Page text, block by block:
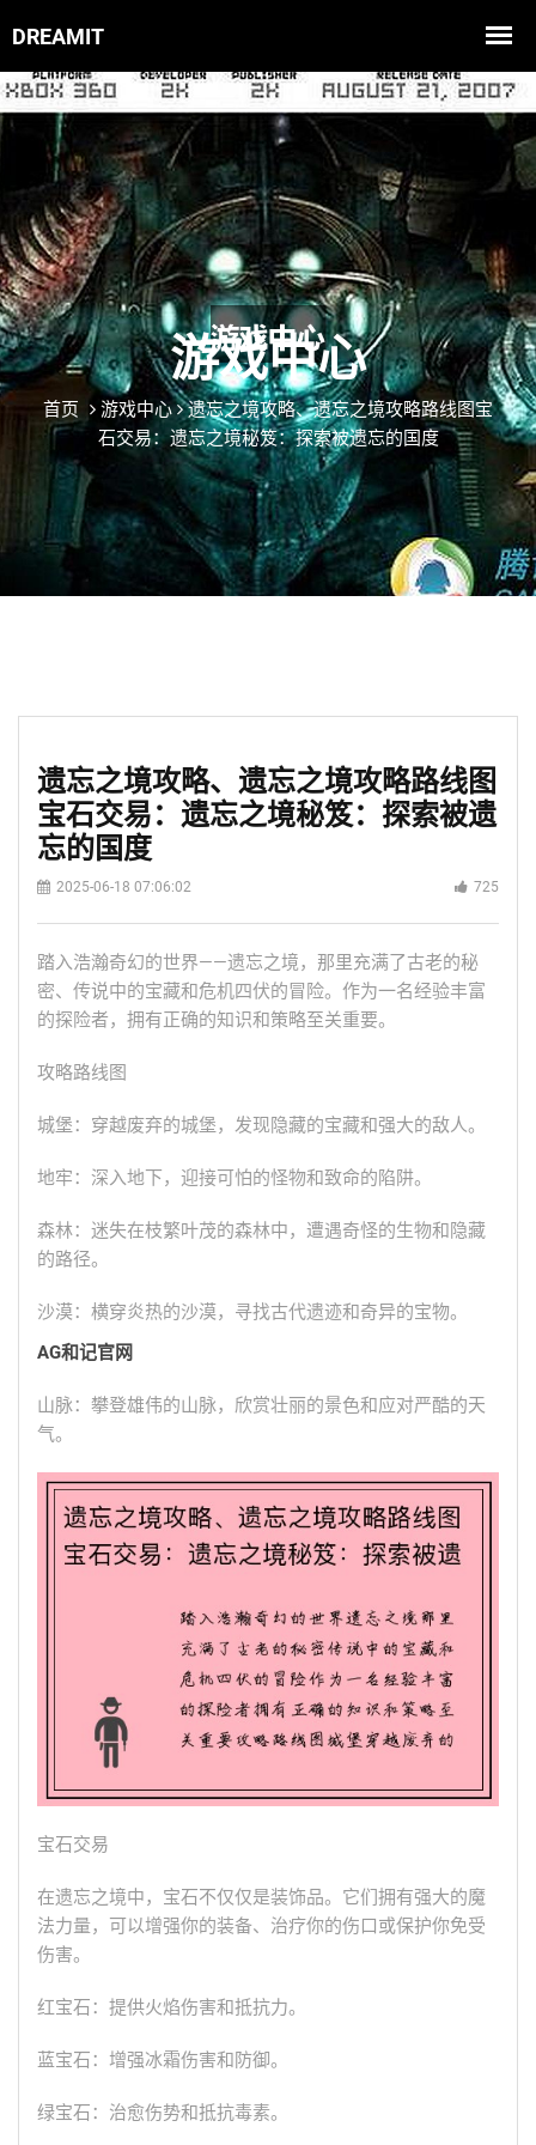
游戏中心
首页 游戏中心
遗忘之境攻略、遗忘之境攻略路线图宝
石交易：遗忘之境秘笈：探索被遗忘的国度
遗忘之境攻略、遗忘之境攻略路线图
宝石交易：遗忘之境秘笈：探索被遗
忘的国度
2025-06-18 07:06:02 725
踏入浩瀚奇幻的世界——遗忘之境，那里充满了古老的秘
密、传说中的宝藏和危机四伏的冒险。作为一名经验丰富
的探险者，拥有正确的知识和策略至关重要。
攻略路线图
城堡：穿越废弃的城堡，发现隐藏的宝藏和强大的敌人。
地牢：深入地下，迎接可怕的怪物和致命的陷阱。
森林：迷失在枝繁叶茂的森林中，遭遇奇怪的生物和隐藏
的路径。
沙漠：横穿炎热的沙漠，寻找古代遗迹和奇异的宝物。
AG和记官网
山脉：攀登雄伟的山脉，欣赏壮丽的景色和应对严酷的天
气。
宝石交易
在遗忘之境中，宝石不仅仅是装饰品。它们拥有强大的魔
法力量，可以增强你的装备、治疗你的伤口或保护你免受
伤害。
红宝石：提供火焰伤害和抵抗力。
蓝宝石：增强冰霜伤害和防御。
绿宝石：治愈伤势和抵抗毒素。